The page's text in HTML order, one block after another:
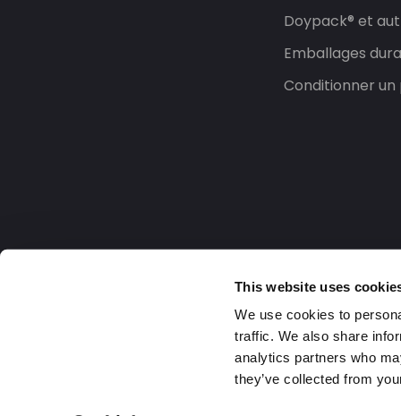
This website uses
We use cookies to
traffic. We also share
analytics partners who
they’ve collected from
Doypack® et
Emballages
Conditionner un
2026 DaklaPack Group. Tous droits